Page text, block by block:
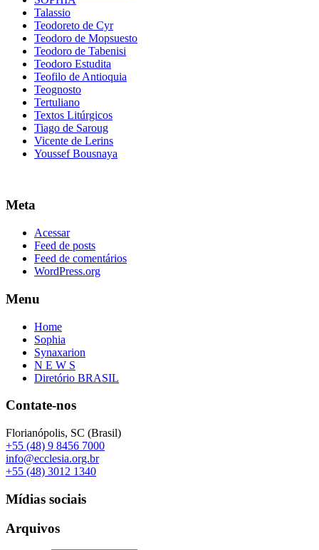
Talassio
Teodoreto de Cyr
Teodoro de Mopsuesto
Teodoro de Tabenisi
Teodoro Estudita
Teofilo de Antioquia
Teognosto
Tertuliano
Textos Litúrgicos
Tiago de Saroug
Vicente de Lerins
Youssef Bousnaya
Meta
Acessar
Feed de posts
Feed de comentários
WordPress.org
Menu
Home
Sophia
Synaxarion
N E W S
Diretório BRASIL
Contate-nos
Florianópolis, SC (Brasil)
+55 (48) 9 8456 7000
info@ecclesia.org.br
+55 (48) 3012 1340
Mídias sociais
Arquivos